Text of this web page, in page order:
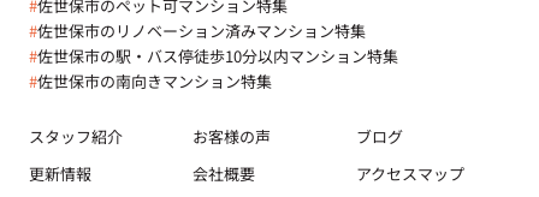
#佐世保市のペット可マンション特集
#佐世保市のリノベーション済みマンション特集
#佐世保市の駅・バス停徒歩10分以内マンション特集
#佐世保市の南向きマンション特集
スタッフ紹介 お客様の声
ブログ
更新情報
会社概要
アクセスマップ